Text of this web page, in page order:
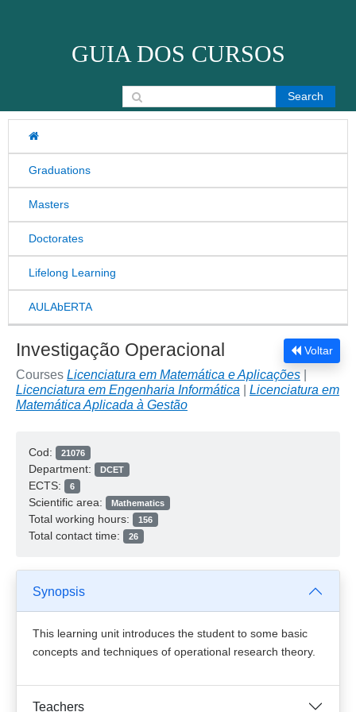
GUIA DOS CURSOS
Graduations
Masters
Doctorates
Lifelong Learning
AULAbERTA
Search for:
Voltar
Investigação Operacional
Courses Licenciatura em Matemática e Aplicações
Licenciatura em Engenharia Informática
Licenciatura em
Matemática Aplicada à Gestão
Cod: 21076
Department: DCET
ECTS: 6
Scientific area: Mathematics
Total working hours: 156
Total contact time: 26
Synopsis
This learning unit introduces the student to some basic
concepts and techniques of operational research theory.
Teachers